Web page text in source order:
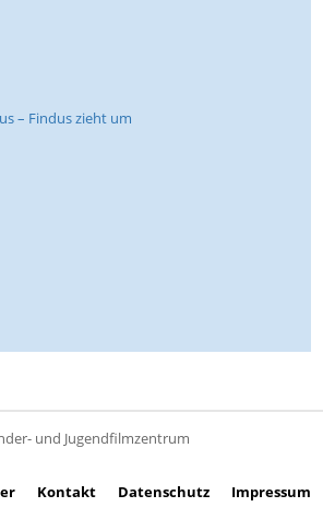
– Findus zieht um
und Jugendfilmzentrum
Kontakt Datenschutz Impressum